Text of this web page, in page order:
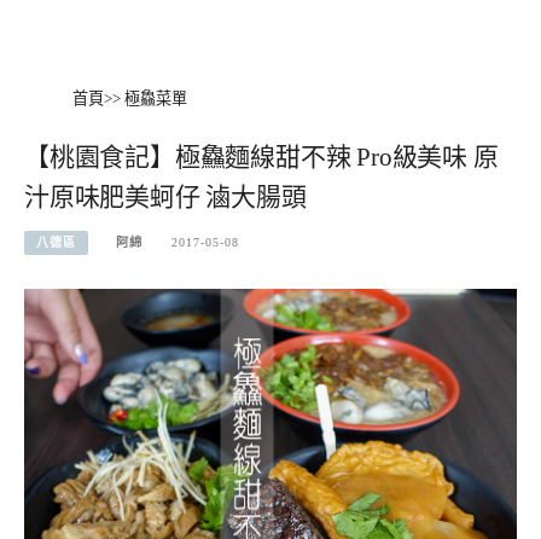
首頁>> 極鱻菜單
【桃園食記】極鱻麵線甜不辣 Pro級美味 原
汁原味肥美蚵仔 滷大腸頭
八德區 阿綿 2017-05-08